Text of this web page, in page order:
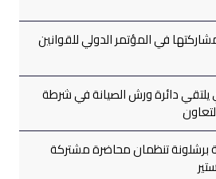
في المؤتمر الدولي للقوانين
دائرة ورش الصيانة في شرطة
تنظمان محاضرة مشتركة